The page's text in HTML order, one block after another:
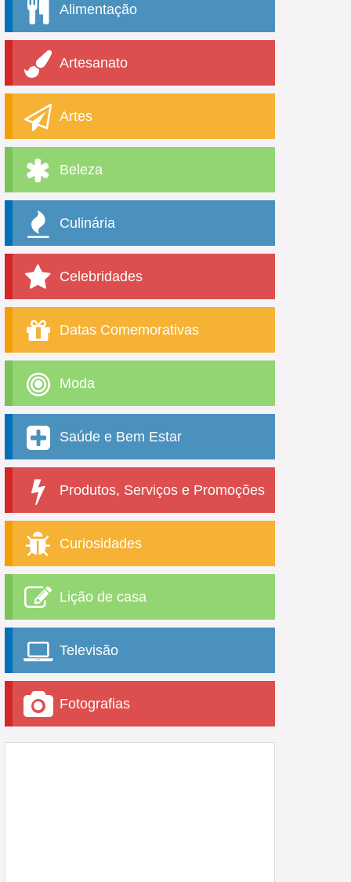
Alimentação
Artesanato
Artes
Beleza
Culinária
Celebridades
Datas Comemorativas
Moda
Saúde e Bem Estar
Produtos, Serviços e Promoções
Curiosidades
Lição de casa
Televisão
Fotografias